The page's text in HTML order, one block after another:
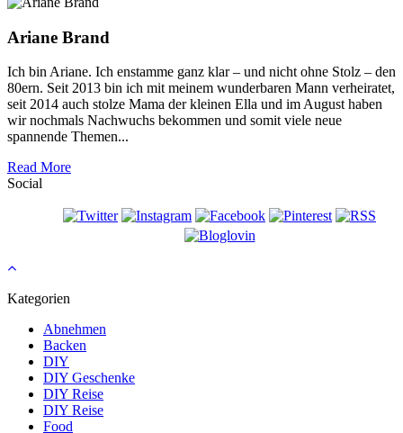
Ariane Brand
Ich bin Ariane. Ich enstamme ganz klar – und nicht ohne Stolz – den
80ern. Seit 2013 bin ich mit meinem wunderbaren Mann verheiratet,
seit 2014 auch stolze Mama der kleinen Ella und im August haben
wir nochmals Nachwuchs bekommen und somit viele neue
spannende Themen...
Read More
Social
Kategorien
Abnehmen
Backen
DIY
DIY Geschenke
DIY Reise
DIY Reise
Food